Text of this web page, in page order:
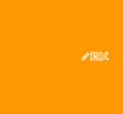
国試